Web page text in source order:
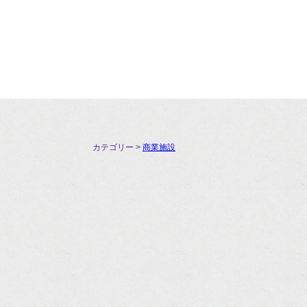
カテゴリー > 商業施設